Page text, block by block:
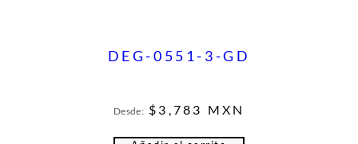
DEG-0551-3-GD
Desde: $ 3,783 MXN